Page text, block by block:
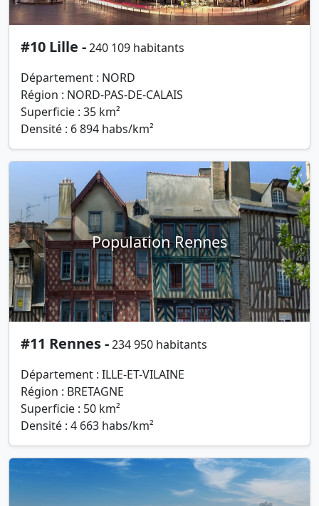
#10 Lille -240 109 habitants
Département : NORD
Région : NORD-PAS-DE-CALAIS
Superficie : 35 km²
Densité : 6 894 habs/km²
Population Rennes
#11 Rennes -234 950 habitants
Département : ILLE-ET-VILAINE
Région : BRETAGNE
Superficie : 50 km²
Densité : 4 663 habs/km²